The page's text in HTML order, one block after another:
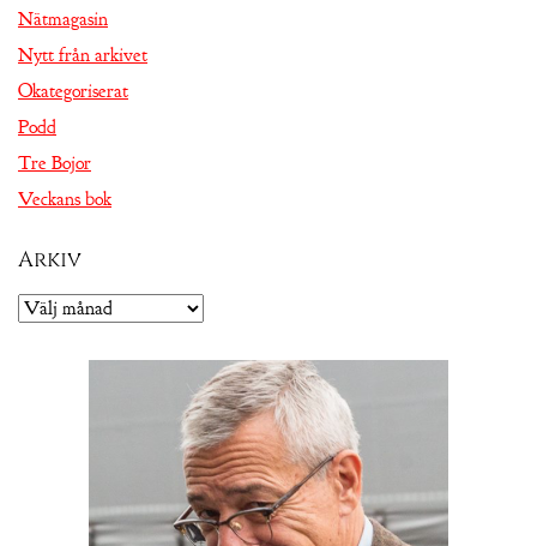
Nätmagasin
Nytt från arkivet
Okategoriserat
Podd
Tre Bojor
Veckans bok
Arkiv
Arkiv